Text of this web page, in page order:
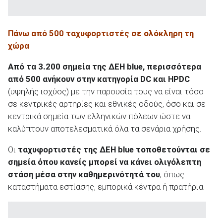
Πάνω από 500 ταχυφορτιστές σε ολόκληρη τη
χώρα
Από τα 3.200 σημεία της ΔΕΗ blue, περισσότερα
από 500 ανήκουν στην κατηγορία DC και HPDC
(υψηλής ισχύος) με την παρουσία τους να είναι τόσο
σε κεντρικές αρτηρίες και εθνικές οδούς, όσο και σε
κεντρικά σημεία των ελληνικών πόλεων ώστε να
καλύπτουν αποτελεσματικά όλα τα σενάρια χρήσης.
Οι ταχυφορτιστές της ΔΕΗ blue τοποθετούνται σε
σημεία όπου κανείς μπορεί να κάνει ολιγόλεπτη
στάση μέσα στην καθημερινότητά του, όπως
καταστήματα εστίασης, εμπορικά κέντρα ή πρατήρια.